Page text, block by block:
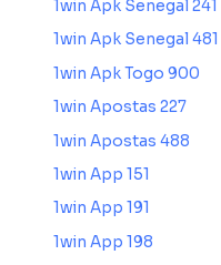
1win Apk Senegal 241
1win Apk Senegal 481
1win Apk Togo 900
1win Apostas 227
1win Apostas 488
1win App 151
1win App 191
1win App 198